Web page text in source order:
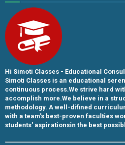
Hi Simoti Classes - Educational
Simoti Classes is an educational
continuous process.We strive hard
accomplish more.We believe in a
methodology. A well-difined
with a team's best-proven faculties
students' aspirationsin the best